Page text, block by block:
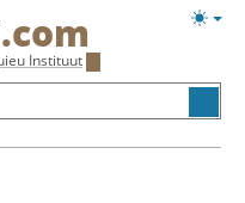
.com
Instituut